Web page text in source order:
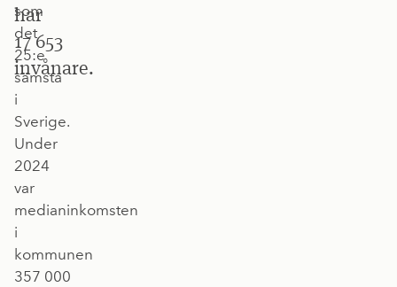
har
17 653
invånare.
som
det
25:e
sämsta
i
Sverige.
Under
2024
var
medianinkomsten
i
kommunen
357 000